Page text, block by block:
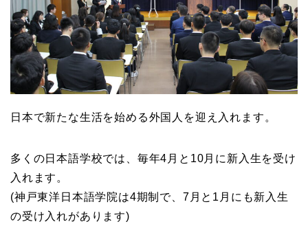
日本で新たな生活を始める外国人を迎え入れます。
多くの日本語学校では、毎年4月と10月に新入生を受け
入れます。
(神戸東洋日本語学院は4期制で、7月と1月にも新入生
の受け入れがあります)